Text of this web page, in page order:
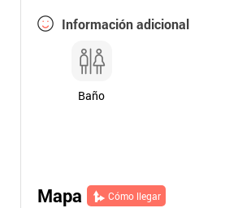
Información adicional
Baño
Mapa Cómo llegar